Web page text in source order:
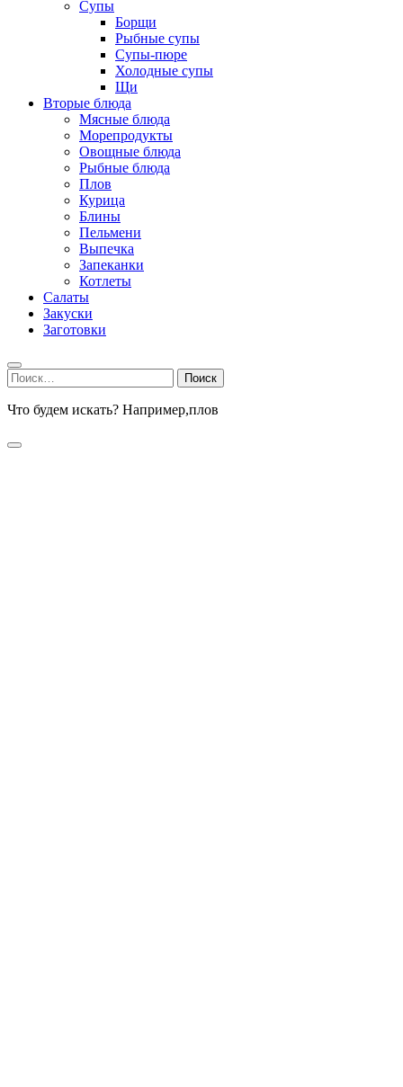
Супы
Борщи
Рыбные супы
Супы-пюре
Холодные супы
Щи
Вторые блюда
Мясные блюда
Морепродукты
Овощные блюда
Рыбные блюда
Плов
Курица
Блины
Пельмени
Выпечка
Запеканки
Котлеты
Салаты
Закуски
Заготовки
Найти:
Что будем искать? Например,плов